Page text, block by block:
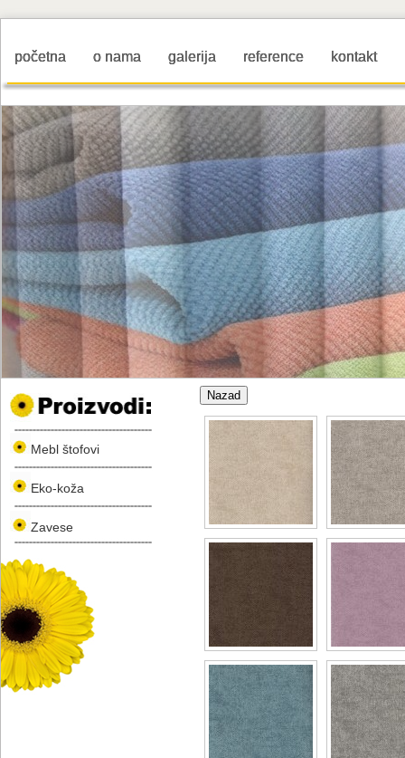
početna o nama galerija reference kontakt
Mebl štofovi
Eko-koža
Zavese
Nazad